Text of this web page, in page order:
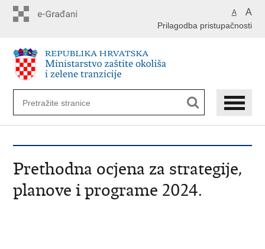
A A
Prilagodba pristupačnosti
Prethodna ocjena za strategije,
planove i programe 2024.